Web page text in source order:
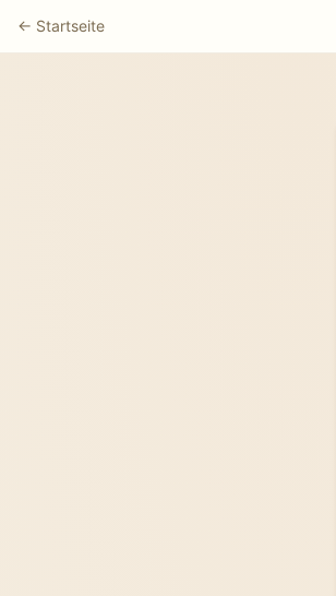
← Startseite